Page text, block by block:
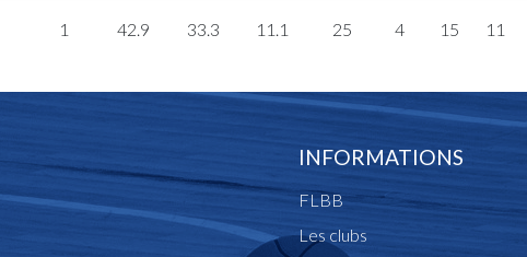
1 42.9 33.3 11.1 25 4 15 11
INFORMATIONS
FLBB
Les clubs